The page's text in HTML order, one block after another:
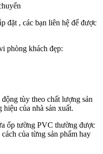
đặt , các bạn liên hệ để được
phòng khách đẹp:
tùy theo chất lượng sản
của nhà sản xuất.
ốp tường PVC thường được
của từng sản phẩm hay